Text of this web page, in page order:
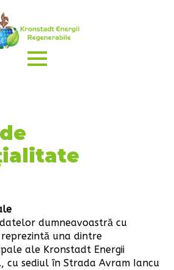
dumneavoastră cu
una dintre
ale Kronstadt Energii
cu sediul în Strada Avram Iancu